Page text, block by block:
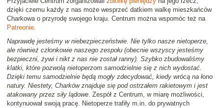
dzięki czemu każdy z nas może wesprzeć datkiem walkę mieszkańców
Charkowa o przyrodę swojego kraju. Centrum można wspomóc też na
Patreonie.
Naprawdę jesteśmy w niebezpieczeństwie. Nie tylko nasze nietoperze,
ale również członkowie naszego zespołu (obecnie wszyscy jesteśmy
bezpieczni, żywi i nikt z nas nie został ranny). Szybko zbudowaliśmy
klatki, które pozwolą nietoperzom samodzielnie się z nich wydostać.
Dzięki temu samodzielnie będą mogły zdecydować, kiedy wrócą na łono
natury. Niestety, Charków znajduje się pod ostrzałem rakietowym i jest
atakowany przez siły lądowe. Zespół z Centrum, w miarę możliwości,
kontynuował swoją pracę. Nietoperze trafiły m.in. do prywatnych